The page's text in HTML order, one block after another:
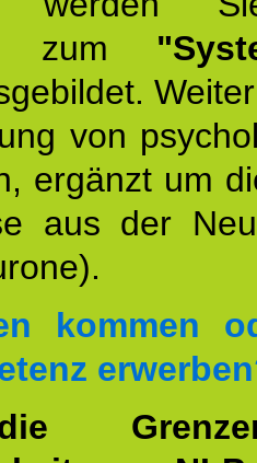
zum
von
ergänzt um
aus der
kommen